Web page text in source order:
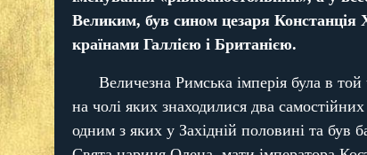
Великим, був сином цезаря Констанція
країнами Галлією і Британією.
Величезна Римська імперія була в той
на чолі яких знаходилися два
одним з яких у Західній половині та був